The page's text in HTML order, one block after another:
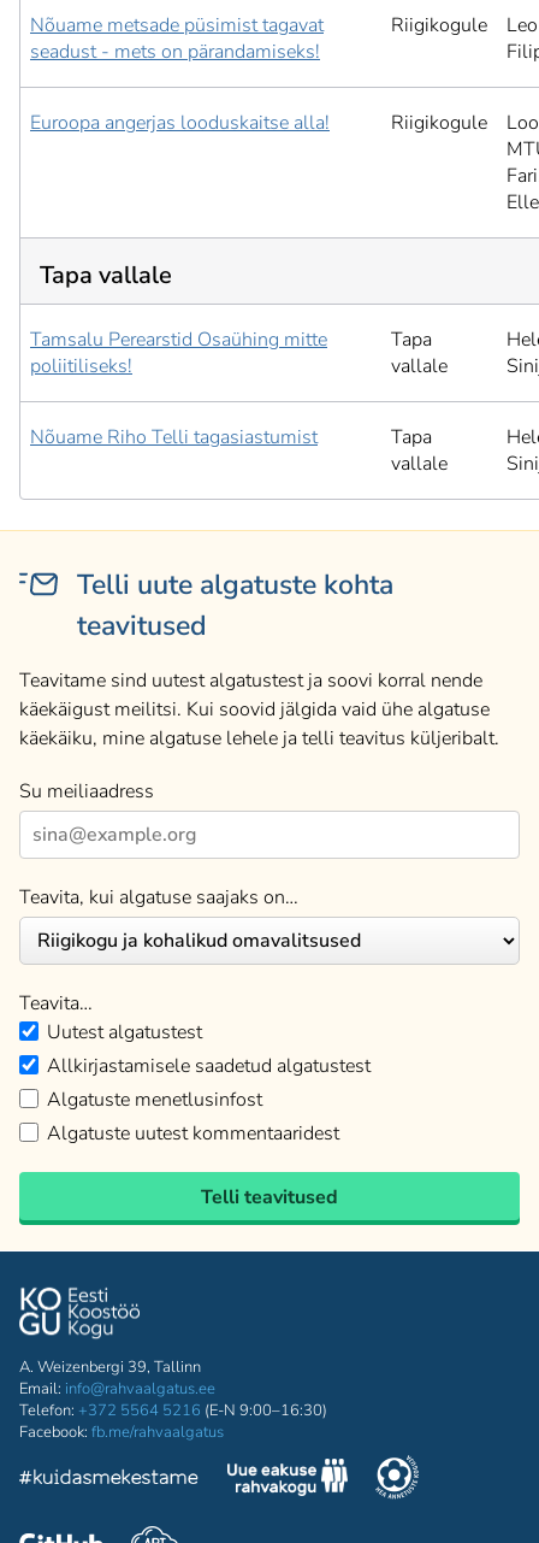
Nõuame metsade püsimist tagavat
seadust - mets on pärandamiseks!
Riigikogule
Leo
Euroopa angerjas looduskaitse alla! Riigikogule
Tapa vallale
Tamsalu Perearstid Osaühing mitte
poliitiliseks!
Tapa
vallale
Nõuame Riho Telli tagasiastumist
Tapa
vallale
Telli uute algatuste kohta
teavitused
Teavitame sind uutest algatustest ja soovi korral nende
käekäigust meilitsi. Kui soovid jälgida vaid ühe algatuse
käekäiku, mine algatuse lehele ja telli teavitus küljeribalt.
Su meiliaadress
Teavita, kui algatuse saajaks on…
Teavita…
Uutest algatustest
Allkirjastamisele saadetud algatustest
Algatuste menetlusinfost
Algatuste uutest kommentaaridest
Telli teavitused
A. Weizenbergi 39, Tallinn
Email: info@rahvaalgatus.ee
Telefon: +372 5564 5216 (E-N 9:00–16:30)
Facebook: fb.me/rahvaalgatus